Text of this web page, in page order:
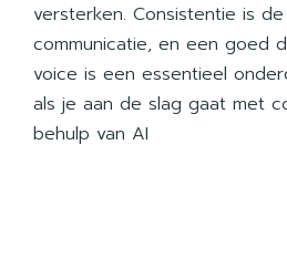
versterken. Consistentie is
communicatie, en een goed
voice is een essentieel
als je aan de slag gaat met
behulp van AI